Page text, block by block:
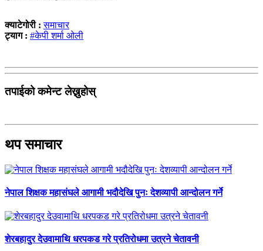
क्याटेगोरी :समाचार
ट्याग : #केपी शर्मा ओली
तपाईको कमेन्ट लेख्नुहोस्
थप समाचार
नेपाल शिक्षक महासंघले आगामी भदौदेखि पुनः देशव्यापी आन्दोलन गर्ने
शेरबहादुर देउवामाथि धरपकड गरे प्रतिरोधमा उत्रने चेतावनी